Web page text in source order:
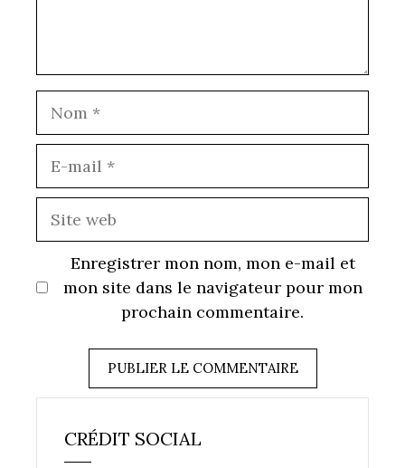
Enregistrer mon nom, mon e-mail et
mon site dans le navigateur pour mon
prochain commentaire.
CRÉDIT SOCIAL